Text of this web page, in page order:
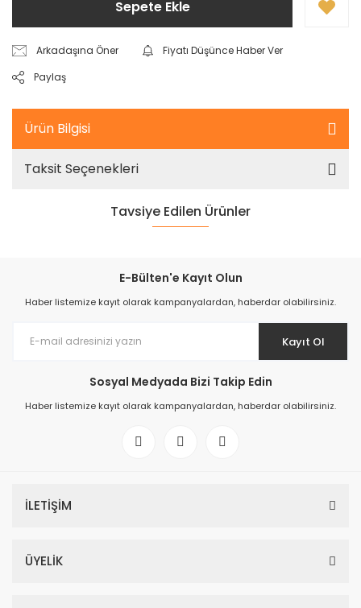
Sepete Ekle
Arkadaşına Öner
Fiyatı Düşünce Haber Ver
Paylaş
Ürün Bilgisi
Taksit Seçenekleri
Tavsiye Edilen Ürünler
E-Bülten'e Kayıt Olun
Haber listemize kayıt olarak kampanyalardan, haberdar olabilirsiniz.
Kayıt Ol
Sosyal Medyada Bizi Takip Edin
Haber listemize kayıt olarak kampanyalardan, haberdar olabilirsiniz.
İLETİŞİM
ÜYELİK